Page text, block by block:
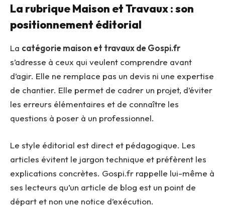
La rubrique Maison et Travaux : son
positionnement éditorial
La catégorie maison et travaux de Gospi.fr
s’adresse à ceux qui veulent comprendre avant
d’agir. Elle ne remplace pas un devis ni une expertise
de chantier. Elle permet de cadrer un projet, d’éviter
les erreurs élémentaires et de connaître les
questions à poser à un professionnel.
Le style éditorial est direct et pédagogique. Les
articles évitent le jargon technique et préfèrent les
explications concrètes. Gospi.fr rappelle lui-même à
ses lecteurs qu’un article de blog est un point de
départ et non une notice d’exécution.